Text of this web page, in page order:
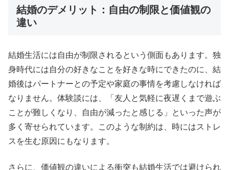
結婚のデメリット：自由の制限と価値観の
違い
結婚生活には自由が制限されるという側面もあります。独
身時代には自分の好きなことを好きな時にできたのに、結
婚後はパートナーとの予定や家庭の事情を考慮しなければ
なりません。体験談には、「友人と気軽に夜遅くまで遊ぶ
ことが難しくなり、自由が減ったと感じる」といった声が
多く寄せられています。このような制約は、時にはストレ
スを生む原因にもなります。
さらに、価値観の違いによる衝突も結婚生活では避けられ